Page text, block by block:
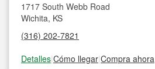
1717 South Webb Road
Wichita, KS
(316) 202-7821
Detalles|Cómo llegar|Compra ahora